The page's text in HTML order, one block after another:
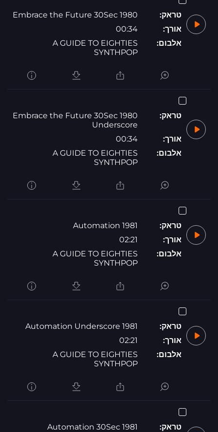
טראק:
1980 Embrace the Future 30Sec
אורך:
00:34
אלבום:
A GUIDE TO EIGHTIES
SYNTHPOP
טראק:
1980 Embrace the Future 30Sec
Underscore
אורך:
00:34
אלבום:
A GUIDE TO EIGHTIES
SYNTHPOP
טראק:
1981 Automation
אורך:
02:21
אלבום:
A GUIDE TO EIGHTIES
SYNTHPOP
טראק:
1981 Automation Underscore
אורך:
02:21
אלבום:
A GUIDE TO EIGHTIES
SYNTHPOP
טראק:
1981 Automation 30Sec